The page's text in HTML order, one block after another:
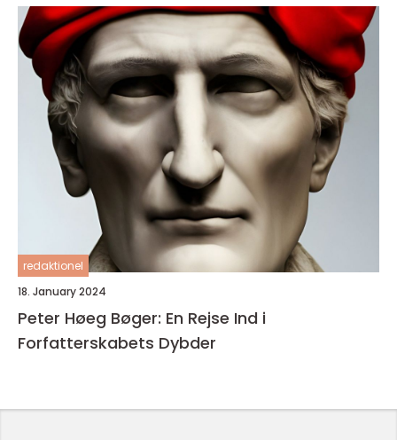
redaktionel
18. January 2024
Peter Høeg Bøger: En Rejse Ind i
Forfatterskabets Dybder